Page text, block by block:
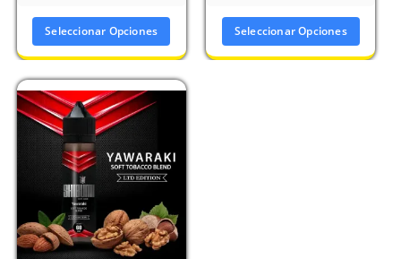
Seleccionar Opciones Seleccionar Opciones